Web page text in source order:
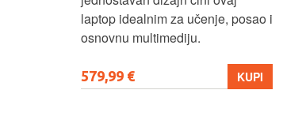
laptop idealnim za učenje, posao i
osnovnu multimediju.
579,99 € KUPI